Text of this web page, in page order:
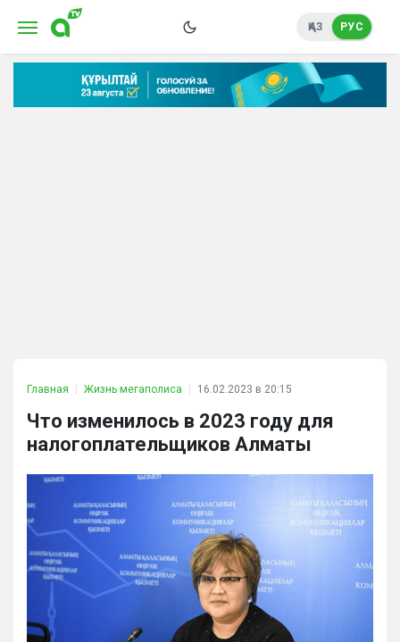
ҚАЗ РУС
Главная Жизнь мегаполиса 16.02.2023 в 20:15
Что изменилось в 2023 году для
налогоплательщиков Алматы